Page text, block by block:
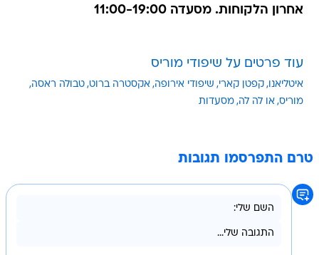
אחרון הלקוחות. מסעדה 11:00-19:00
עוד פרטים על שיפודי מוריס
איטליאנו קפטן קארי שיפודי אירופה אקסטרה ברוט טבולה ראסה
מוריס או לה לה מסעדות
טרם התפרסמו תגובות